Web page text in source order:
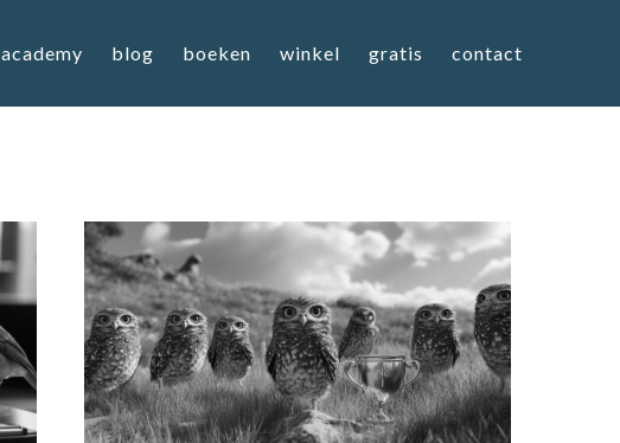
academy blog boeken winkel gratis contact